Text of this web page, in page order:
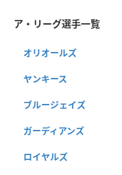
ア・リーグ選手一覧
オリオールズ
ヤンキース
ブルージェイズ
ガーディアンズ
ロイヤルズ